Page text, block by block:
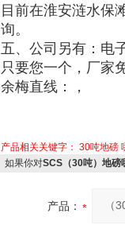
目前在淮安涟水保
询。
五、公司另有：电
只要您一个，厂家
余梅直线：，
产品相关关键字： 30吨地磅
如果你对SCS（30吨）地磅
产品：